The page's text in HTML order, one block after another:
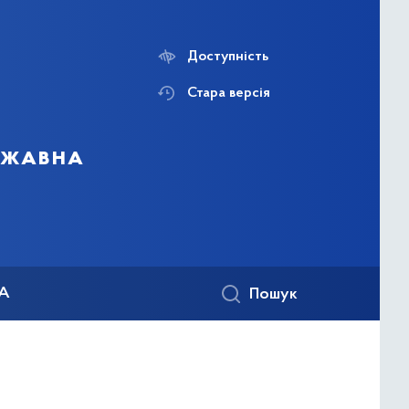
Доступність
Стара версія
Пошук